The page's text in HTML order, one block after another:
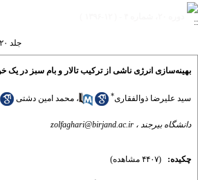
جلد ۲۰ شماره ۴ صفحات ۱۳۱-۱۱۳
بهینه‌سازی انرژی ناشی از ترکیب تالار و بام سبز در
سید علیرضا ذوالفقاری* ، محمد امین دشتی
دانشگاه بیرجند ، zolfaghari@birjand.ac.ir
چکیده: (۴۴۰۷ مشاهده)